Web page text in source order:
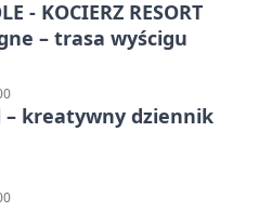
- KOCIERZ RESORT
– trasa wyścigu
– kreatywny dziennik